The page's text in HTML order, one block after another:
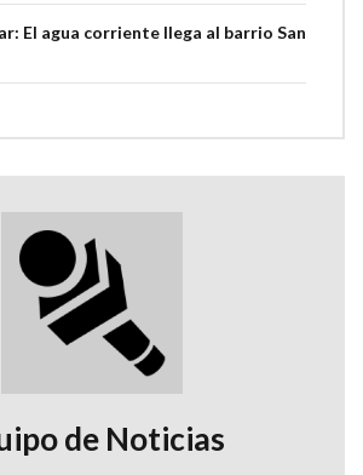
El agua corriente llega al barrio San
de Noticias